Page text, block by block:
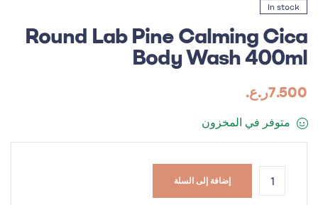
In stock
Round Lab Pine Calming Cica
Body Wash 400ml
7.500ر.ع.
متوفر في المخزون
إضافة إلى السلة